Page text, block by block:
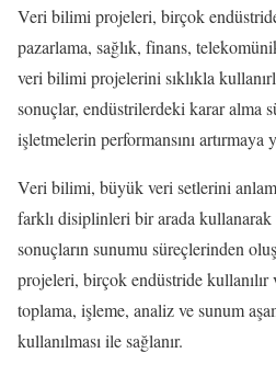
Veri bilimi projeleri, birçok
pazarlama, sağlık, finans,
veri bilimi projelerini sıklıkla
sonuçlar, endüstrilerdeki karar alma
işletmelerin performansını artırmaya
Veri bilimi, büyük veri setlerini
farklı disiplinleri bir arada
sonuçların sunumu süreçlerinden
projeleri, birçok endüstride kullanılır
toplama, işleme, analiz ve sunum
kullanılması ile sağlanır.